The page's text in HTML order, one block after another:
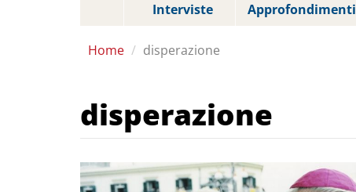
Interviste
Approfondimenti
Home disperazione
disperazione